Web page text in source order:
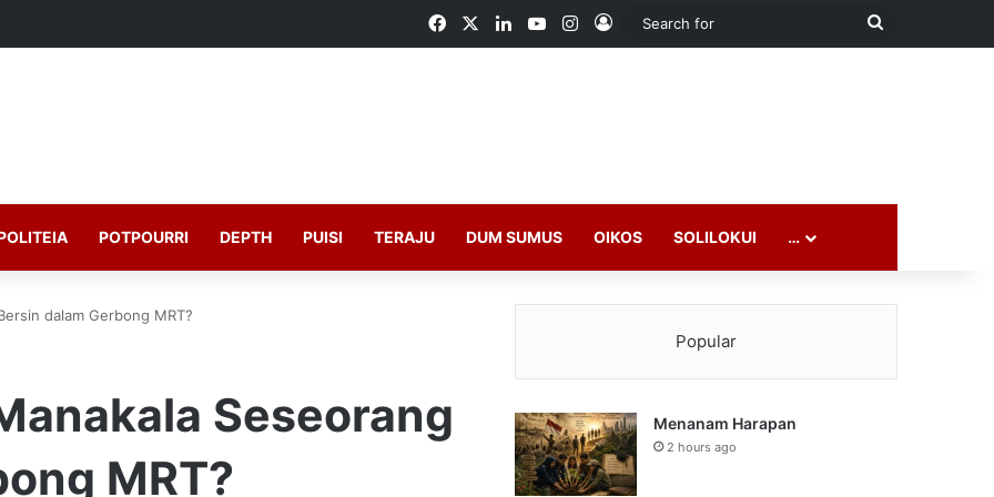
FacebookLinkedInYouTubeInstagram
Log In
Search
POTPOURRI DEPTH PUISI TERAJU DUM SUMUS OIKOS SOLILOKUI …
dalam Gerbong MRT?
Seseorang
MRT?
Popular
Menanam Harapan
2 hours ago